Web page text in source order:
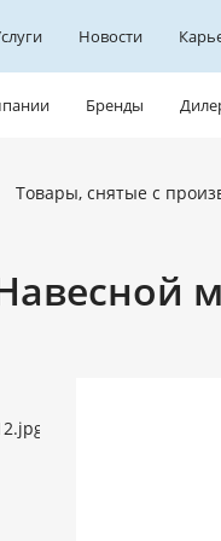
Новости
Бренды
Товары, снятые с